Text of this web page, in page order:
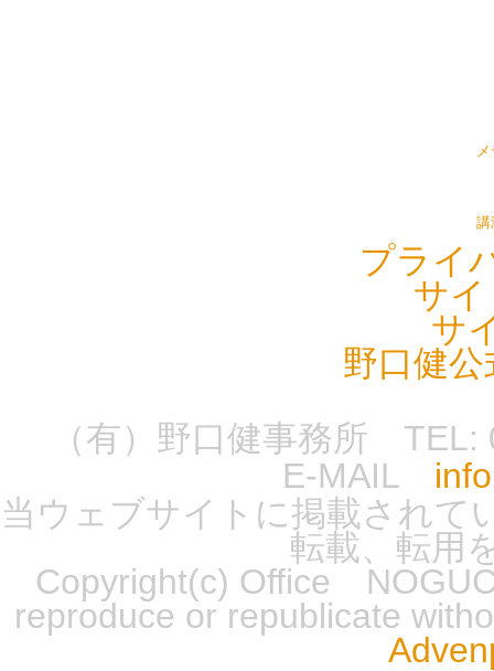
講
プライ
サ
サ
野口健
（有）野口健事務所 TEL:
E-MAIL
当ウェブサイトに掲載されて
転載、転用
Copyright(c) Office
reproduce or republicate